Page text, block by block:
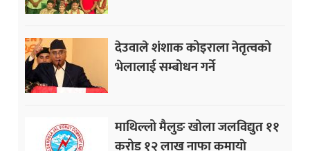
देउवाले शंशाक कोइराला नेतृत्वको
भेलालाई सम्बोधन गर्ने
माथिल्लो मैलुङ खोला जलविद्युत ११
करोड १२ लाख नाफा कमायाे